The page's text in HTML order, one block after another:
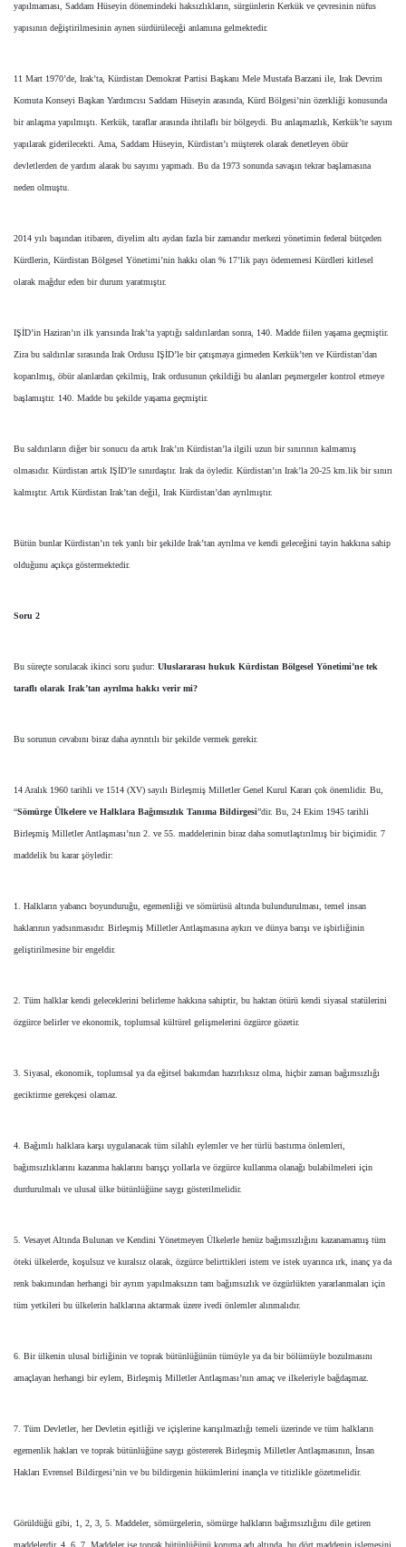
yapılmaması, Saddam Hüseyin dönemindeki haksızlıkların, sürgünlerin Kerkük ve çevresinin nüfus
yapısının değiştirilmesinin aynen sürdürüleceği anlamına gelmektedir.
11 Mart 1970’de, Irak’ta, Kürdistan Demokrat Partisi Başkanı Mele Mustafa Barzani ile, Irak Devrim
Komuta Konseyi Başkan Yardımcısı Saddam Hüseyin arasında, Kürd Bölgesi’nin özerkliği konusunda
bir anlaşma yapılmıştı. Kerkük, taraflar arasında ihtilaflı bir bölgeydi. Bu anlaşmazlık, Kerkük’te sayım
yapılarak giderilecekti. Ama, Saddam Hüseyin, Kürdistan’ı müşterek olarak denetleyen öbür
devletlerden de yardım alarak bu sayımı yapmadı. Bu da 1973 sonunda savaşın tekrar başlamasına
neden olmuştu.
2014 yılı başından itibaren, diyelim altı aydan fazla bir zamandır merkezi yönetimin federal bütçeden
Kürdlerin, Kürdistan Bölgesel Yönetimi’nin hakkı olan % 17’lik payı ödememesi Kürdleri kitlesel
olarak mağdur eden bir durum yaratmıştır.
IŞİD’in Haziran’ın ilk yarısında Irak’ta yaptığı saldırılardan sonra, 140. Madde fiilen yaşama geçmiştir.
Zira bu saldırılar sırasında Irak Ordusu IŞİD’le bir çatışmaya girmeden Kerkük’ten ve Kürdistan’dan
koparılmış, öbür alanlardan çekilmiş, Irak ordusunun çekildiği bu alanları peşmergeler kontrol etmeye
başlamıştır. 140. Madde bu şekilde yaşama geçmiştir.
Bu saldırıların diğer bir sonucu da artık Irak’ın Kürdistan’la ilgili uzun bir sınırının kalmamış
olmasıdır. Kürdistan artık IŞİD’le sınırdaştır. Irak da öyledir. Kürdistan’ın Irak’la 20-25 km.lik bir sınırı
kalmıştır. Artık Kürdistan Irak’tan değil, Irak Kürdistan’dan ayrılmıştır.
Bütün bunlar Kürdistan’ın tek yanlı bir şekilde Irak’tan ayrılma ve kendi geleceğini tayin hakkına sahip
olduğunu açıkça göstermektedir.
Soru 2
Bu süreçte sorulacak ikinci soru şudur: Uluslararası hukuk Kürdistan Bölgesel Yönetimi’ne tek
taraflı olarak Irak’tan ayrılma hakkı verir mi?
Bu sorunun cevabını biraz daha ayrıntılı bir şekilde vermek gerekir.
14 Aralık 1960 tarihli ve 1514 (XV) sayılı Birleşmiş Milletler Genel Kurul Kararı çok önemlidir. Bu,
“Sömürge Ülkelere ve Halklara Bağımsızlık Tanıma Bildirgesi”dir. Bu, 24 Ekim 1945 tarihli
Birleşmiş Milletler Antlaşması’nın 2. ve 55. maddelerinin biraz daha somutlaştırılmış bir biçimidir. 7
maddelik bu karar şöyledir:
1. Halkların yabancı boyunduruğu, egemenliği ve sömürüsü altında bulundurulması, temel insan
haklarının yadsınmasıdır. Birleşmiş Milletler Antlaşmasına aykırı ve dünya barışı ve işbirliğinin
geliştirilmesine bir engeldir.
2. Tüm halklar kendi geleceklerini belirleme hakkına sahiptir, bu haktan ötürü kendi siyasal statülerini
özgürce belirler ve ekonomik, toplumsal kültürel gelişmelerini özgürce gözetir.
3. Siyasal, ekonomik, toplumsal ya da eğitsel bakımdan hazırlıksız olma, hiçbir zaman bağımsızlığı
geciktirme gerekçesi olamaz.
4. Bağımlı halklara karşı uygulanacak tüm silahlı eylemler ve her türlü bastırma önlemleri,
bağımsızlıklarını kazanma haklarını barışçı yollarla ve özgürce kullanma olanağı bulabilmeleri için
durdurulmalı ve ulusal ülke bütünlüğüne saygı gösterilmelidir.
5. Vesayet Altında Bulunan ve Kendini Yönetmeyen Ülkelerle henüz bağımsızlığını kazanamamış tüm
öteki ülkelerde, koşulsuz ve kuralsız olarak, özgürce belirttikleri istem ve istek uyarınca ırk, inanç ya da
renk bakımından herhangi bir ayrım yapılmaksızın tam bağımsızlık ve özgürlükten yararlanmaları için
tüm yetkileri bu ülkelerin halklarına aktarmak üzere ivedi önlemler alınmalıdır.
6. Bir ülkenin ulusal birliğinin ve toprak bütünlüğünün tümüyle ya da bir bölümüyle bozulmasını
amaçlayan herhangi bir eylem, Birleşmiş Milletler Antlaşması’nın amaç ve ilkeleriyle bağdaşmaz.
7. Tüm Devletler, her Devletin eşitliği ve içişlerine karışılmazlığı temeli üzerinde ve tüm halkların
egemenlik hakları ve toprak bütünlüğüne saygı göstererek Birleşmiş Milletler Antlaşmasının, İnsan
Hakları Evrensel Bildirgesi’nin ve bu bildirgenin hükümlerini inançla ve titizlikle gözetmelidir.
Görüldüğü gibi, 1, 2, 3, 5. Maddeler, sömürgelerin, sömürge halkların bağımsızlığını dile getiren
maddelerdir. 4, 6, 7. Maddeler ise toprak bütünlüğünü koruma adı altında, bu dört maddenin işlemesini